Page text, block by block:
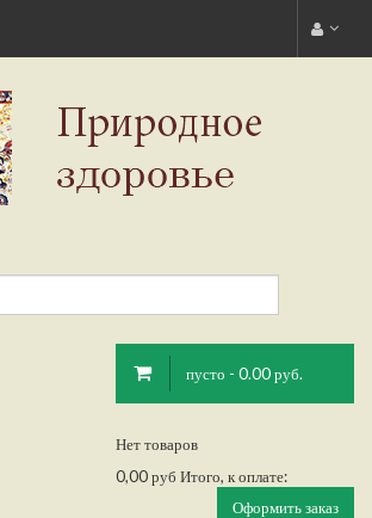
пусто - 0.00 руб.
Нет товаров
0,00 руб Итого, к оплате:
Оформить заказ